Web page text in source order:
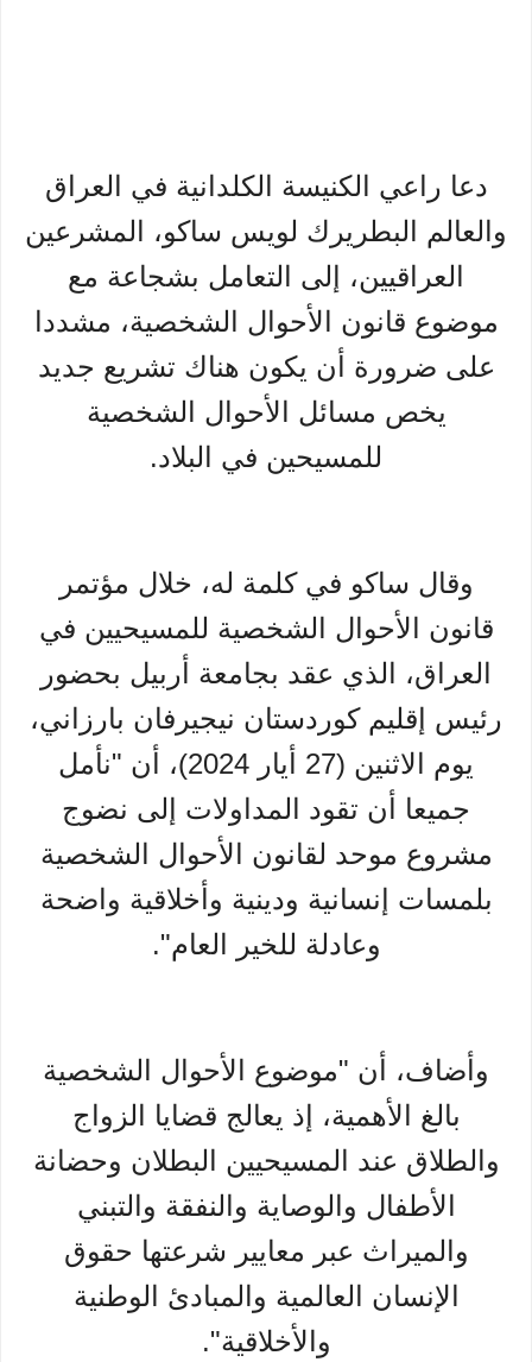
دعا راعي الكنيسة الكلدانية في العراق
والعالم البطريرك لويس ساكو، المشرعين
العراقيين، إلى التعامل بشجاعة مع
موضوع قانون الأحوال الشخصية، مشددا
على ضرورة أن يكون هناك تشريع جديد
يخص مسائل الأحوال الشخصية
للمسيحين في البلاد.
وقال ساكو في كلمة له، خلال مؤتمر
قانون الأحوال الشخصية للمسيحيين في
العراق، الذي عقد بجامعة أربيل بحضور
رئيس إقليم كوردستان نيجيرفان بارزاني،
يوم الاثنين (27 أيار 2024)، أن "نأمل
جميعا أن تقود المداولات إلى نضوج
مشروع موحد لقانون الأحوال الشخصية
بلمسات إنسانية ودينية وأخلاقية واضحة
وعادلة للخير العام".
وأضاف، أن "موضوع الأحوال الشخصية
بالغ الأهمية، إذ يعالج قضايا الزواج
والطلاق عند المسيحيين البطلان وحضانة
الأطفال والوصاية والنفقة والتبني
والميراث عبر معايير شرعتها حقوق
الإنسان العالمية والمبادئ الوطنية
والأخلاقية".